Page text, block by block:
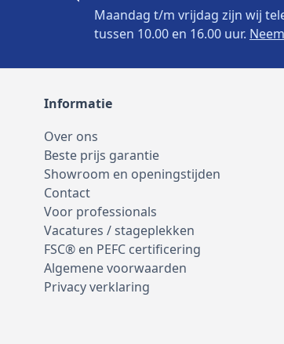
Maandag t/m vrijdag zijn wij
tussen 10.00 en 16.00 uur.
Informatie
Over ons
Beste prijs garantie
Showroom en openingstijden
Contact
Voor professionals
Vacatures / stageplekken
FSC® en PEFC certificering
Algemene voorwaarden
Privacy verklaring